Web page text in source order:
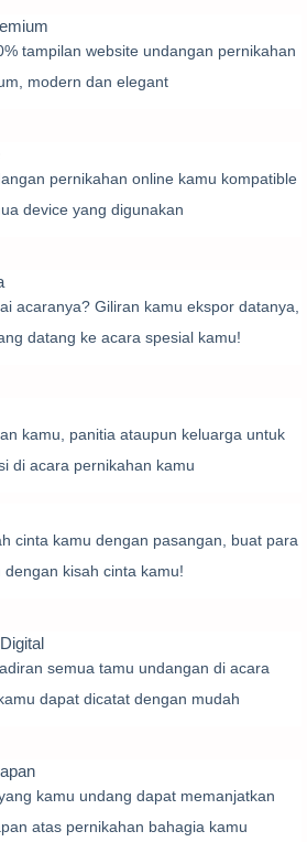
tampilan website undangan pernikahan
modern dan elegant
pernikahan online kamu kompatible
device yang digunakan
acaranya? Giliran kamu ekspor datanya,
datang ke acara spesial kamu!
kamu, panitia ataupun keluarga untuk
di acara pernikahan kamu
cinta kamu dengan pasangan, buat para
dengan kisah cinta kamu!
semua tamu undangan di acara
dapat dicatat dengan mudah
kamu undang dapat memanjatkan
atas pernikahan bahagia kamu